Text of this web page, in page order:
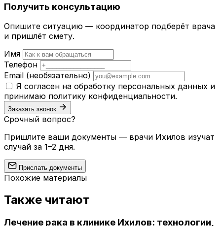
Получить консультацию
Опишите ситуацию — координатор подберёт врача
и пришлёт смету.
Имя
Телефон
Email (необязательно)
Я согласен на обработку персональных данных и
принимаю политику конфиденциальности.
Заказать звонок
Срочный вопрос?
Пришлите ваши документы — врачи Ихилов изучат
случай за 1–2 дня.
Прислать документы
Похожие материалы
Также читают
Лечение рака в клинике Ихилов: технологии,